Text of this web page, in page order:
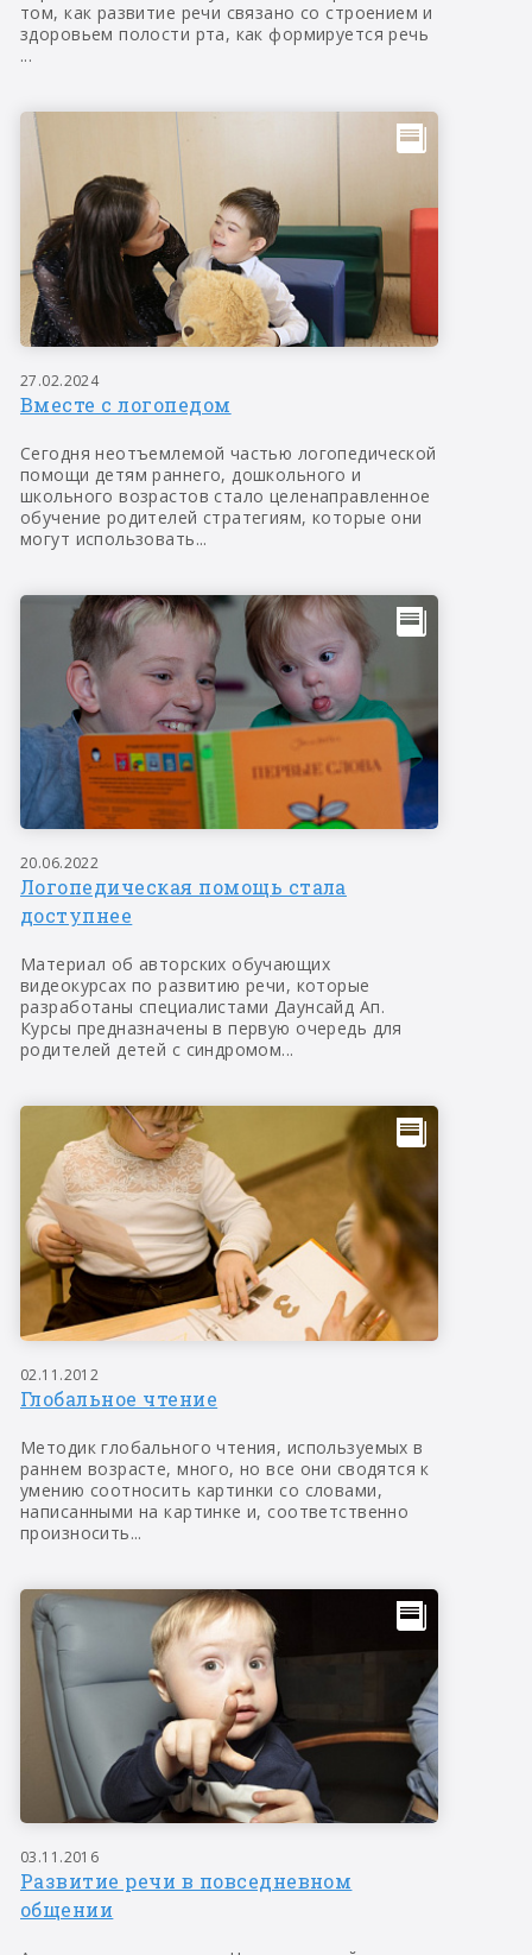
том, как развитие речи связано со строением и
здоровьем полости рта, как формируется речь
...
27.02.2024
Вместе с логопедом
Сегодня неотъемлемой частью логопедической
помощи детям раннего, дошкольного и
школьного возрастов стало целенаправленное
обучение родителей стратегиям, которые они
могут использовать...
20.06.2022
Логопедическая помощь стала
доступнее
Материал об авторских обучающих
видеокурсах по развитию речи, которые
разработаны специалистами Даунсайд Ап.
Курсы предназначены в первую очередь для
родителей детей с синдромом...
02.11.2012
Глобальное чтение
Методик глобального чтения, используемых в
раннем возрасте, много, но все они сводятся к
умению соотносить картинки со словами,
написанными на картинке и, соответственно
произносить...
03.11.2016
Развитие речи в повседневном
общении